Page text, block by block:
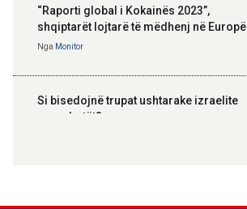
“Raporti global i Kokainës 2023”,
shqiptarët lojtarë të mëdhenj në Europë
Nga Monitor
Si bisedojnë trupat ushtarake izraelite
me robotët?
inteligjente izraelite